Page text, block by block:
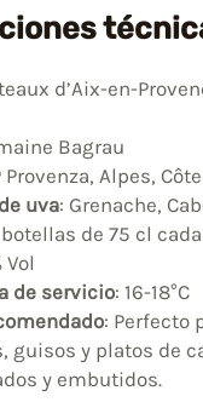
d’Aix-en-
Bagrau
Provenza, Alpes,
uva: Grenache,
botellas de 75 cl
Vol
de servicio: 16-18°C
: Perfecto
guisos y platos de
y embutidos.